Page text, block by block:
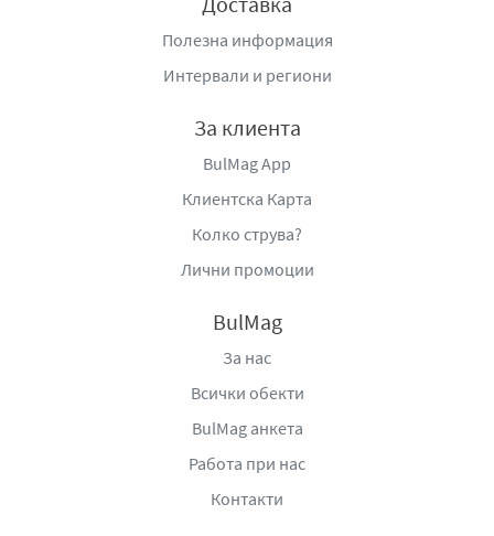
напитката изключително лесна за консумация.
Балансът между цитрусова киселинност и бирана
Безалкохолна бира радлер Volfas Engelman с вкус на
съчетава цитрусова свежест, лека сладост и
модерна безалкохолна напитка, подходяща за всеки
Алкохолно съдържание: 2,5% vol.
Берьозка Трейдинг ЕООД, село Бенковски,
област Варна, България, тел:
Полезна информация
Интервали и региони
За клиента
BulMag App
Клиентска Карта
Колко струва?
Лични промоции
BulMag
За нас
Всички обекти
BulMag анкета
Работа при нас
Контакти